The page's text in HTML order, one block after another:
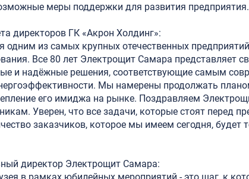
меры поддержки для развития предприятия.
директоров ГК «Акрон Холдинг»:
одним из самых крупных отечественных
Все 80 лет Электрощит Самара представляет
и надёжные решения, соответствующие самым
Мы намерены продолжать
его имиджа на рынке. Поздравляем
Уверен, что все задачи, которые стоят перед
заказчиков, которое мы имеем сегодня, будет
директор Электрощит Самара: